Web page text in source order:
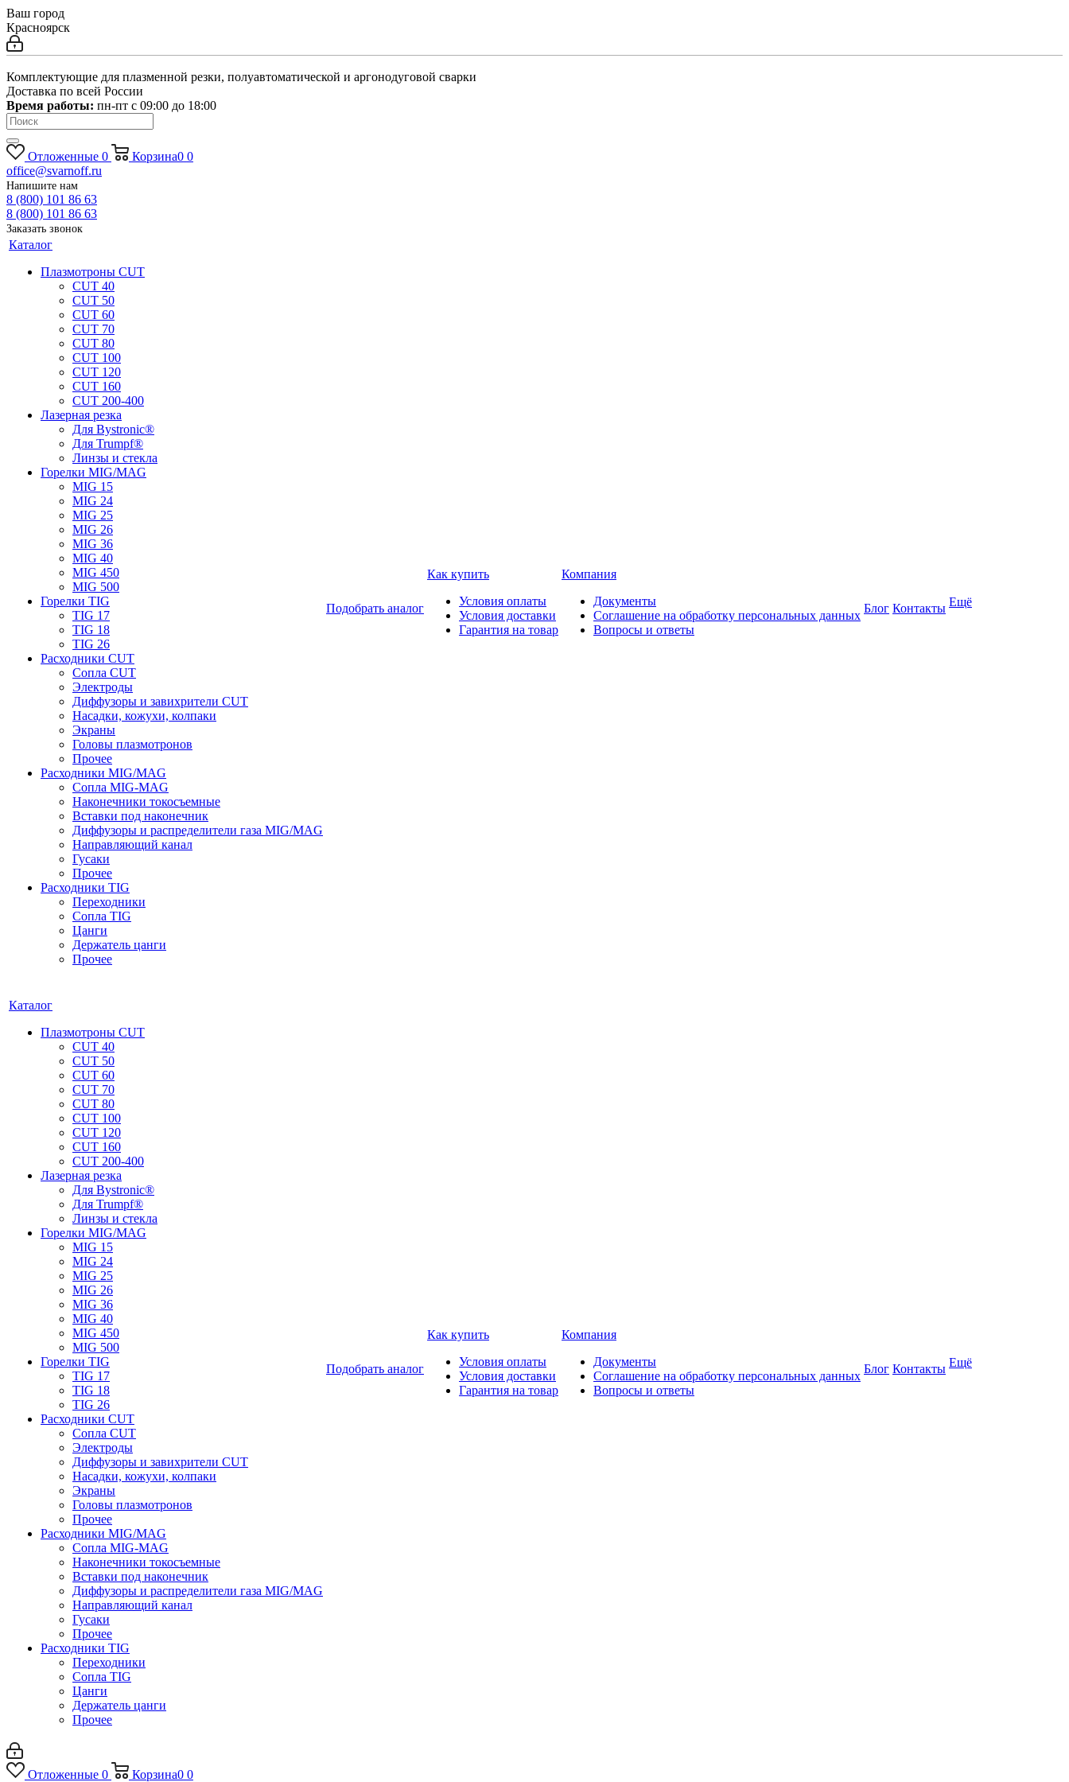
Ваш город
Красноярск
Комплектующие для плазменной резки, полуавтоматической и аргонодуговой сварки
Доставка по всей России
Время работы: пн-пт c 09:00 до 18:00
Отложенные 0 Корзина0 0
office@svarnoff.ru
Напишите нам
8 (800) 101 86 63
8 (800) 101 86 63
Заказать звонок
Каталог
Плазмотроны CUT
CUT 40
CUT 50
CUT 60
CUT 70
CUT 80
CUT 100
CUT 120
CUT 160
CUT 200-400
Лазерная резка
Для Bystronic®
Для Trumpf®
Линзы и стекла
Горелки MIG/MAG
MIG 15
MIG 24
MIG 25
MIG 26
MIG 36
MIG 40
MIG 450
MIG 500
Горелки TIG
TIG 17
TIG 18
TIG 26
Расходники CUT
Сопла CUT
Электроды
Диффузоры и завихрители CUT
Насадки, кожухи, колпаки
Экраны
Головы плазмотронов
Прочее
Расходники MIG/MAG
Сопла MIG-MAG
Наконечники токосъемные
Вставки под наконечник
Диффузоры и распределители газа MIG/MAG
Направляющий канал
Гусаки
Прочее
Расходники TIG
Переходники
Сопла TIG
Цанги
Держатель цанги
Прочее
Подобрать аналог
Как купить
Условия оплаты
Условия доставки
Гарантия на товар
Компания
Документы
Соглашение на обработку персональных данных
Вопросы и ответы
Блог Контакты Ещё
Каталог
Плазмотроны CUT
CUT 40
CUT 50
CUT 60
CUT 70
CUT 80
CUT 100
CUT 120
CUT 160
CUT 200-400
Лазерная резка
Для Bystronic®
Для Trumpf®
Линзы и стекла
Горелки MIG/MAG
MIG 15
MIG 24
MIG 25
MIG 26
MIG 36
MIG 40
MIG 450
MIG 500
Горелки TIG
TIG 17
TIG 18
TIG 26
Расходники CUT
Сопла CUT
Электроды
Диффузоры и завихрители CUT
Насадки, кожухи, колпаки
Экраны
Головы плазмотронов
Прочее
Расходники MIG/MAG
Сопла MIG-MAG
Наконечники токосъемные
Вставки под наконечник
Диффузоры и распределители газа MIG/MAG
Направляющий канал
Гусаки
Прочее
Расходники TIG
Переходники
Сопла TIG
Цанги
Держатель цанги
Прочее
Подобрать аналог
Как купить
Условия оплаты
Условия доставки
Гарантия на товар
Компания
Документы
Соглашение на обработку персональных данных
Вопросы и ответы
Блог Контакты Ещё
Отложенные 0 Корзина0 0